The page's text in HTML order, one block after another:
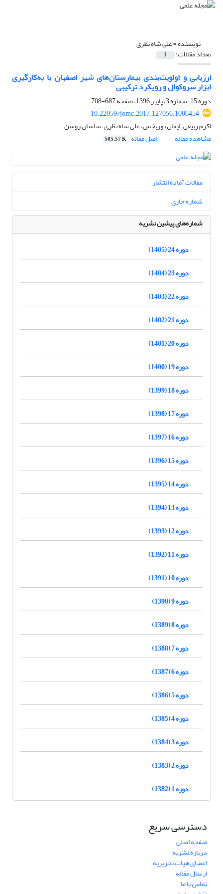
نویسنده =علی شاه نظری
تعداد مقالات: 1
ارزیابی و اولویت‌بندی بیمارستان‌های شهر اصفهان با به‌کارگیری
ابزار سروکوال و رویکرد ترکیبی
دوره 15، شماره 3، پاییز 1396، صفحه
687-708
10.22059/jomc.2017.127056.1006454
اکرم ربیعی، ایمان نوربخش، علی شاه نظری، ساسان روشن
مشاهده مقاله
اصل مقاله 505.57 K
مقالات آماده انتشار
شماره جاری
شماره‌های پیشین نشریه
دوره 24 (1405)
دوره 23 (1404)
دوره 22 (1403)
دوره 21 (1402)
دوره 20 (1401)
دوره 19 (1400)
دوره 18 (1399)
دوره 17 (1398)
دوره 16 (1397)
دوره 15 (1396)
دوره 14 (1395)
دوره 13 (1394)
دوره 12 (1393)
دوره 11 (1392)
دوره 10 (1391)
دوره 9 (1390)
دوره 8 (1389)
دوره 7 (1388)
دوره 6 (1387)
دوره 5 (1386)
دوره 4 (1385)
دوره 3 (1384)
دوره 2 (1383)
دوره 1 (1382)
دسترسی سریع
صفحه اصلی
درباره نشریه
اعضای هیات تحریریه
ارسال مقاله
تماس با ما